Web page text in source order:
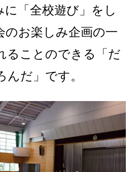
「全校遊び」をし
のお楽しみ企画の一
ることのできる「だ
んだ」です。